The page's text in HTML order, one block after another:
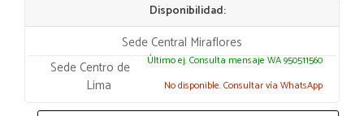
Disponibilidad:
Sede Central Miraflores
Último ej. Consulta mensaje WA 950511560
Sede Centro de
Lima
No disponible. Consultar vía WhatsApp